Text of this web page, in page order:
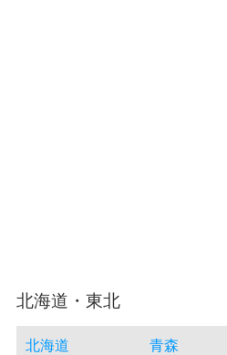
北海道・東北
北海道 青森